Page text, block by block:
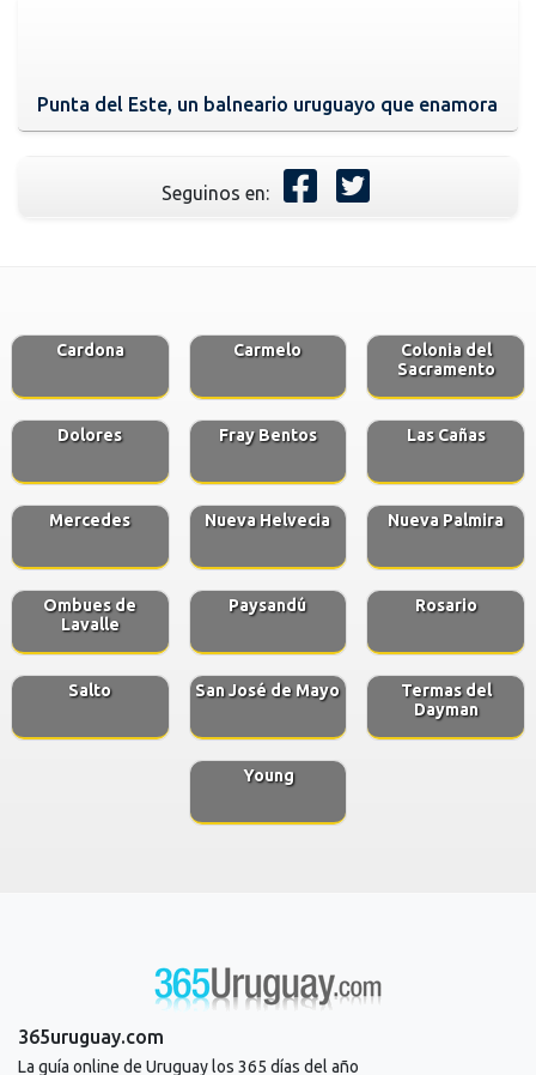
Punta del Este, un balneario uruguayo que enamora
Seguinos en:
Cardona Carmelo
Colonia del
Sacramento
Dolores Fray Bentos Las Cañas
Mercedes Nueva Helvecia Nueva Palmira
Ombues de
Lavalle
Paysandú Rosario
Salto San José de Mayo
Termas del
Dayman
Young
365uruguay.com
La guía online de Uruguay los 365 días del año